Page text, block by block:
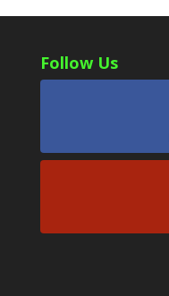
Follow Us